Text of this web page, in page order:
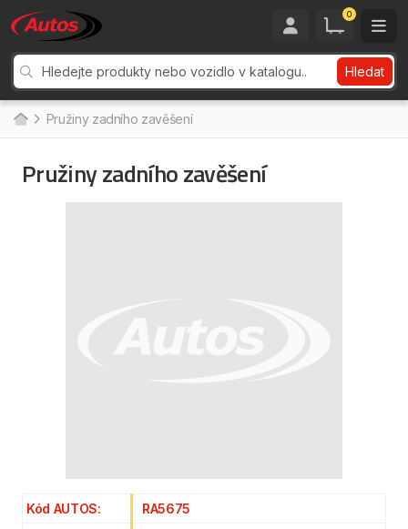
0
Hledat
Pružiny zadního zavěšení
Pružiny zadního zavěšení
Kód AUTOS:
RA5675